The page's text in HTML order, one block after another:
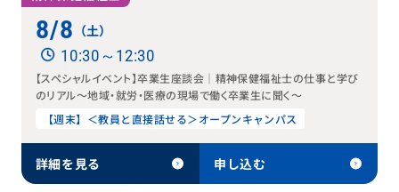
8/8 （土）
10:30～12:30
【スペシャルイベント】卒業生座談会｜精神保健福祉士の仕事と学び
のリアル〜地域・就労・医療の現場で働く卒業生に聞く〜
【週末】＜教員と直接話せる＞オープンキャンパス
詳細を見る 申し込む